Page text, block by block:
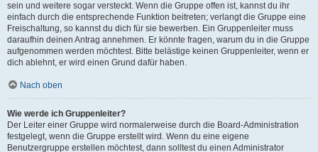
sein und weitere sogar versteckt. Wenn die Gruppe offen ist, kannst du ihr
einfach durch die entsprechende Funktion beitreten; verlangt die Gruppe eine
Freischaltung, so kannst du dich für sie bewerben. Ein Gruppenleiter muss
daraufhin deinen Antrag annehmen. Er könnte fragen, warum du in die Gruppe
aufgenommen werden möchtest. Bitte belästige keinen Gruppenleiter, wenn er
dich ablehnt, er wird einen Grund dafür haben.
Nach oben
Wie werde ich Gruppenleiter?
Der Leiter einer Gruppe wird normalerweise durch die Board-Administration
festgelegt, wenn die Gruppe erstellt wird. Wenn du eine eigene
Benutzergruppe erstellen möchtest, dann solltest du einen Administrator